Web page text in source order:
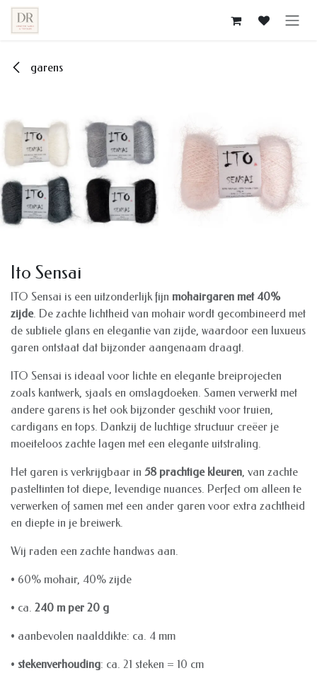
Overslaan naar inhoud
garens
Ito Sensai
ITO Sensai is een uitzonderlijk fijn mohairgaren met 40%
zijde. De zachte lichtheid van mohair wordt gecombineerd met
de subtiele glans en elegantie van zijde, waardoor een luxueus
garen ontstaat dat bijzonder aangenaam draagt.
ITO Sensai is ideaal voor lichte en elegante breiprojecten
zoals kantwerk, sjaals en omslagdoeken. Samen verwerkt met
andere garens is het ook bijzonder geschikt voor truien,
cardigans en tops. Dankzij de luchtige structuur creëer je
moeiteloos zachte lagen met een elegante uitstraling.
Het garen is verkrijgbaar in 58 prachtige kleuren, van zachte
pasteltinten tot diepe, levendige nuances. Perfect om alleen te
verwerken of samen met een ander garen voor extra zachtheid
en diepte in je breiwerk.
Wij raden een zachte handwas aan.
• 60% mohair, 40% zijde
• ca. 240 m per 20 g
• aanbevolen naalddikte: ca. 4 mm
• stekenverhouding: ca. 21 steken = 10 cm